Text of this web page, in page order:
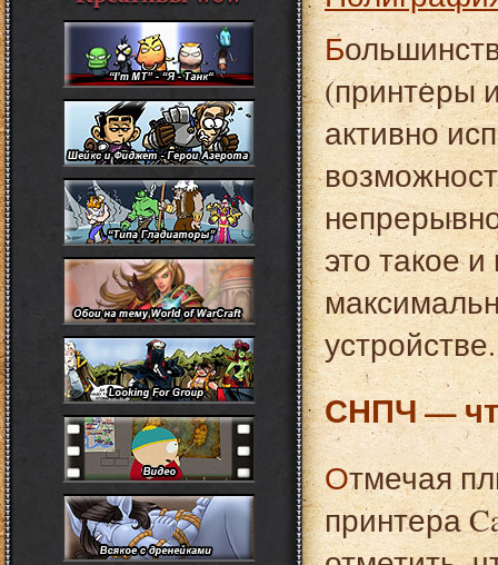
Большинство пользователей "струйниками"
(принтеры
активно
это такое
устройстве.
СНПЧ —
Отмечая плюсы СНПЧ вообще, и СНПЧ для
принтера